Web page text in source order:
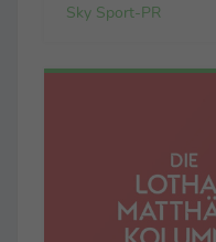
Sky Sport-PR